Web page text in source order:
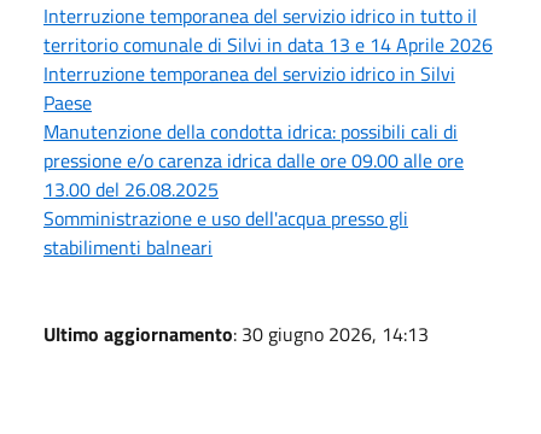
Interruzione temporanea del servizio idrico in tutto il
territorio comunale di Silvi in data 13 e 14 Aprile 2026
Interruzione temporanea del servizio idrico in Silvi
Paese
Manutenzione della condotta idrica: possibili cali di
pressione e/o carenza idrica dalle ore 09.00 alle ore
13.00 del 26.08.2025
Somministrazione e uso dell'acqua presso gli
stabilimenti balneari
Ultimo aggiornamento: 30 giugno 2026, 14:13